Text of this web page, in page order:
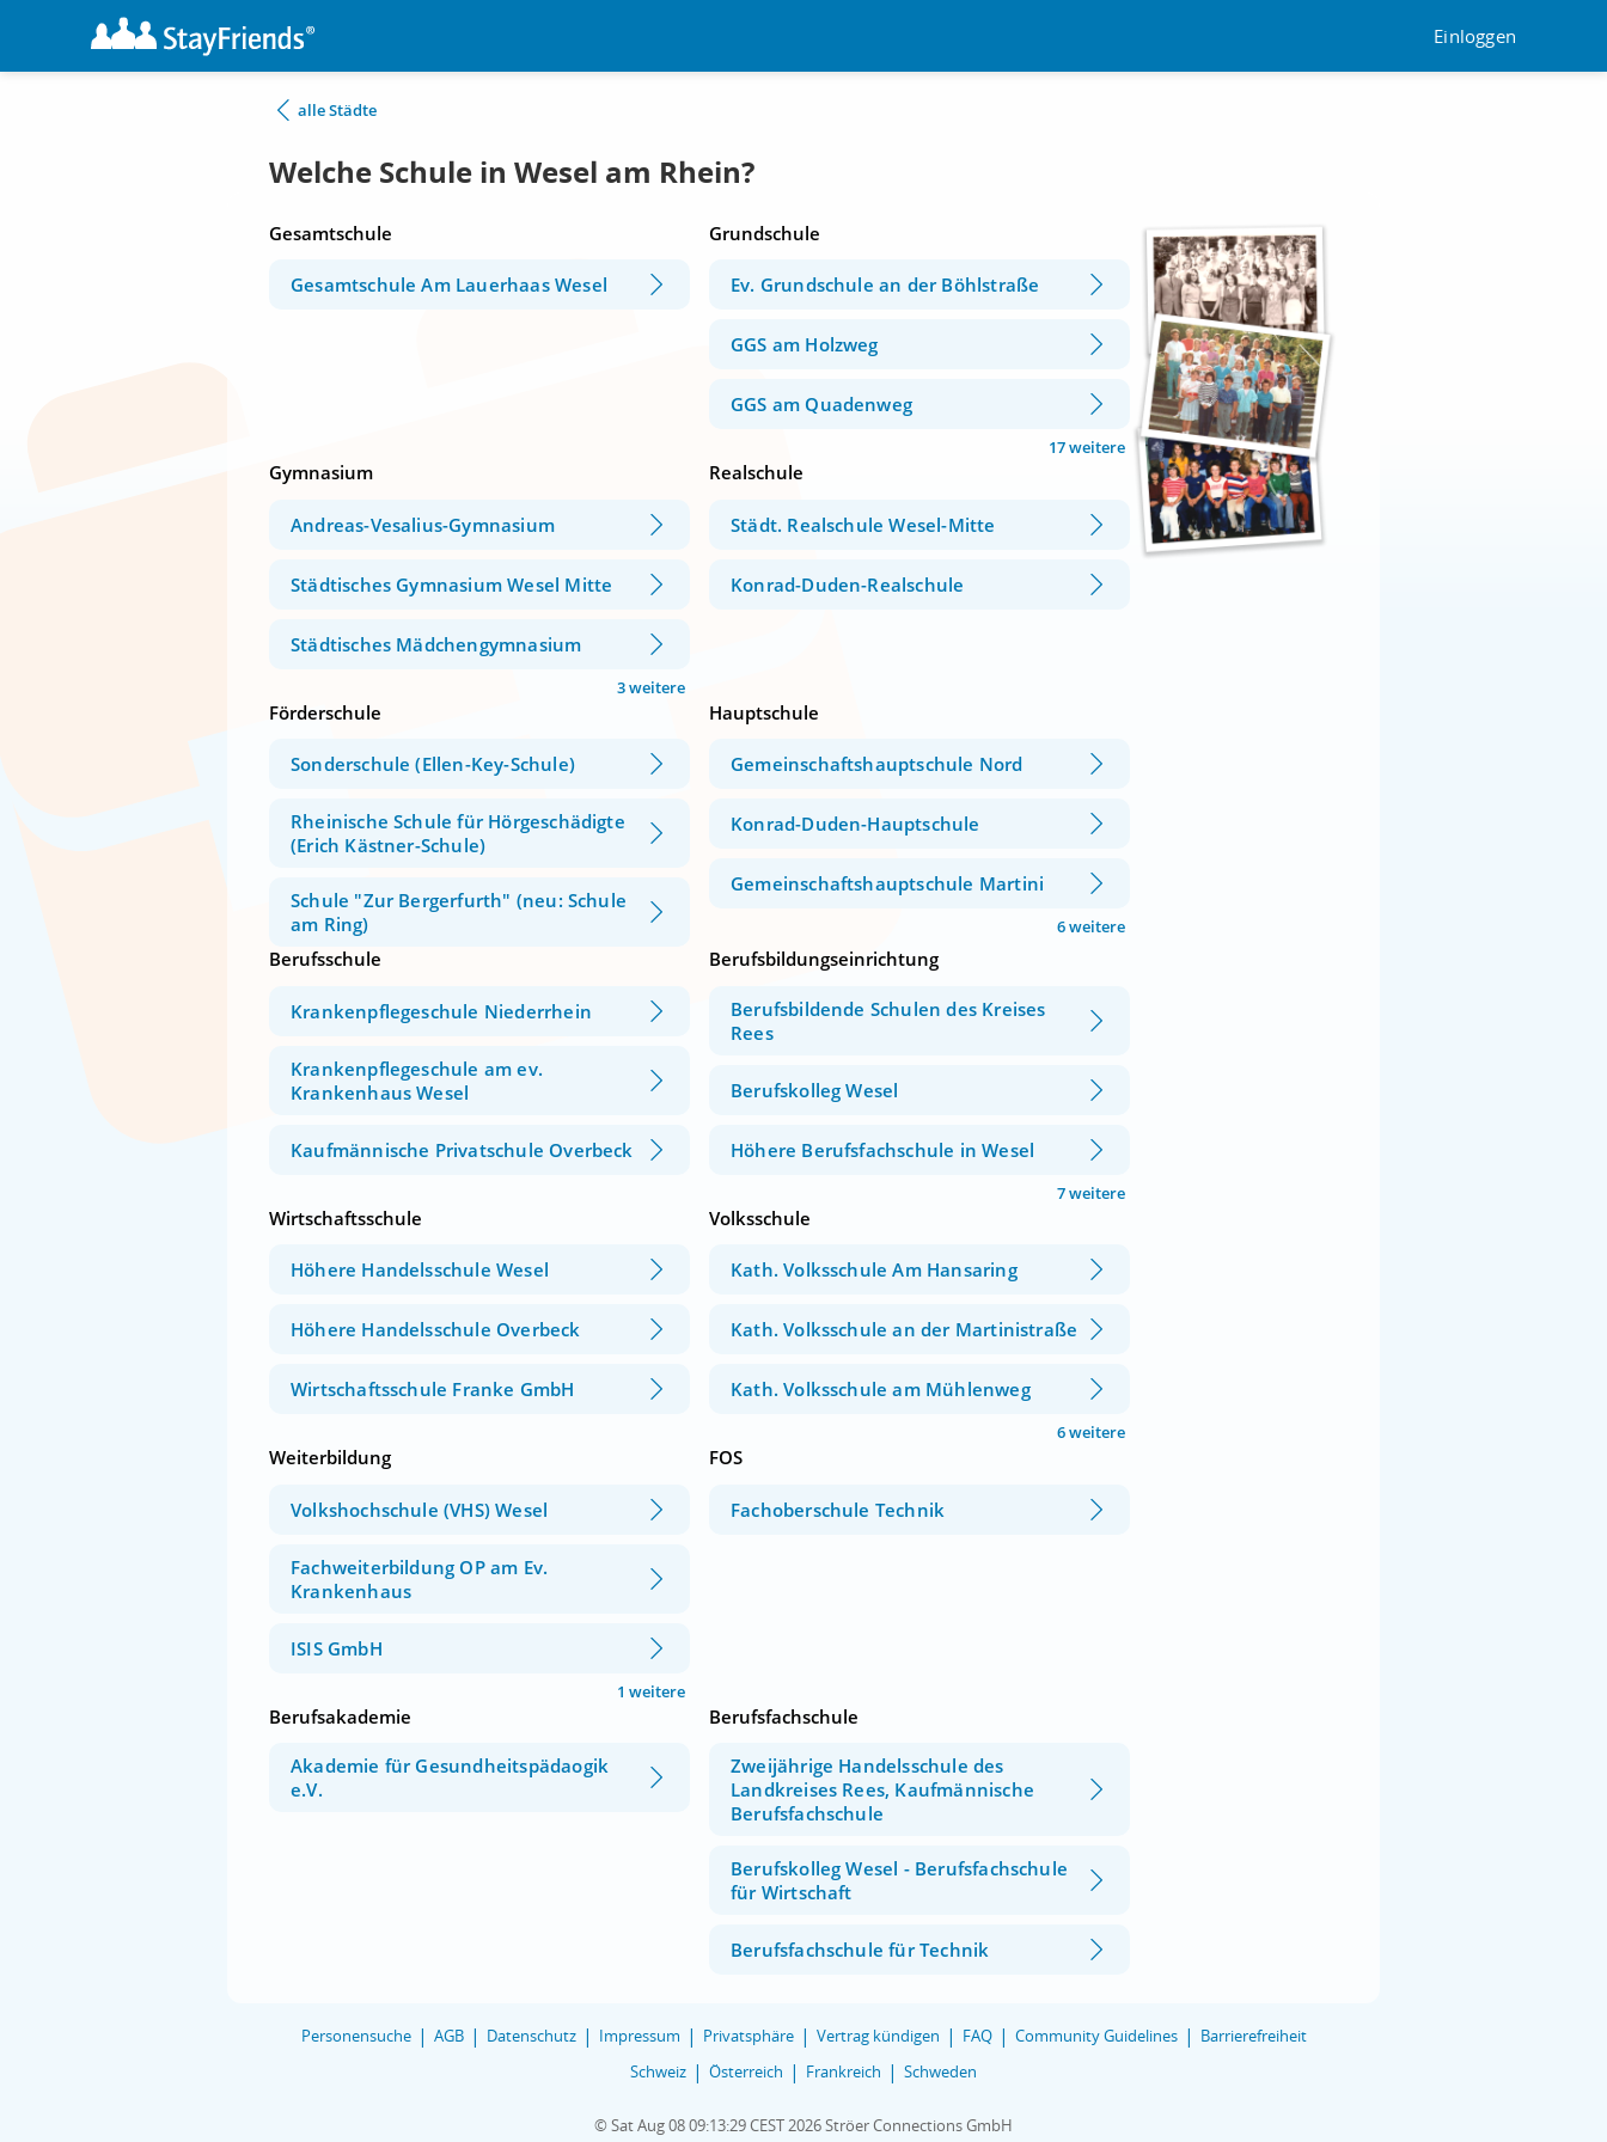
Einloggen
alle Städte
Welche Schule in Wesel am Rhein?
Gesamtschule
Gesamtschule Am Lauerhaas Wesel
Grundschule
Ev. Grundschule an der Böhlstraße
GGS am Holzweg
GGS am Quadenweg
17 weitere
Gymnasium
Andreas-Vesalius-Gymnasium
Städtisches Gymnasium Wesel Mitte
Städtisches Mädchengymnasium
3 weitere
Realschule
Städt. Realschule Wesel-Mitte
Konrad-Duden-Realschule
Förderschule
Sonderschule (Ellen-Key-Schule)
Rheinische Schule für Hörgeschädigte
(Erich Kästner-Schule)
Schule "Zur Bergerfurth" (neu: Schule
am Ring)
Hauptschule
Gemeinschaftshauptschule Nord
Konrad-Duden-Hauptschule
Gemeinschaftshauptschule Martini
6 weitere
Berufsschule
Krankenpflegeschule Niederrhein
Krankenpflegeschule am ev.
Krankenhaus Wesel
Kaufmännische Privatschule Overbeck
Berufsbildungseinrichtung
Berufsbildende Schulen des Kreises
Rees
Berufskolleg Wesel
Höhere Berufsfachschule in Wesel
7 weitere
Wirtschaftsschule
Höhere Handelsschule Wesel
Höhere Handelsschule Overbeck
Wirtschaftsschule Franke GmbH
Volksschule
Kath. Volksschule Am Hansaring
Kath. Volksschule an der Martinistraße
Kath. Volksschule am Mühlenweg
6 weitere
Weiterbildung
Volkshochschule (VHS) Wesel
Fachweiterbildung OP am Ev.
Krankenhaus
ISIS GmbH
1 weitere
FOS
Fachoberschule Technik
Berufsakademie
Akademie für Gesundheitspädaogik
e.V.
Berufsfachschule
Zweijährige Handelsschule des
Landkreises Rees, Kaufmännische
Berufsfachschule
Berufskolleg Wesel - Berufsfachschule
für Wirtschaft
Berufsfachschule für Technik
Personensuche AGB Datenschutz Impressum Privatsphäre Vertrag kündigen FAQ Community Guidelines
Barrierefreiheit
Schweiz
Österreich Frankreich Schweden
© Sat Aug 08 09:13:29 CEST 2026 Ströer Connections GmbH